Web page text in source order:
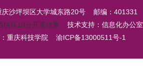
庆沙坪坝区大学城东路20号 邮编：401331
快乐10分开奖结果 技术支持：信息化办公室
重庆科技学院 渝ICP备13000511号-1